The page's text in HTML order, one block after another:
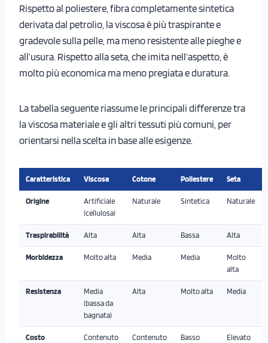
Rispetto al poliestere, fibra completamente sintetica
derivata dal petrolio, la viscosa è più traspirante e
gradevole sulla pelle, ma meno resistente alle pieghe e
all’usura. Rispetto alla seta, che imita nell’aspetto, è
molto più economica ma meno pregiata e duratura.
La tabella seguente riassume le principali differenze tra
la viscosa materiale e gli altri tessuti più comuni, per
orientarsi nella scelta in base alle esigenze.
Caratteristica Viscosa Cotone Poliestere Seta
Origine
Artificiale
(cellulosa)
Naturale Sintetica Naturale
Traspirabilità Alta Alta Bassa Alta
Morbidezza Molto alta Media Media
Molto
alta
Resistenza
Media
(bassa da
bagnata)
Alta Molto alta Media
Costo Contenuto Contenuto Basso Elevato